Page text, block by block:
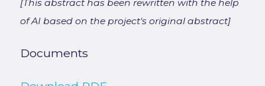
[This abstract has been rewritten with the help
of AI based on the project's original abstract]
Documents